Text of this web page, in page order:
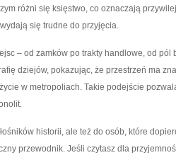
różni się księstwo, co oznaczają
się trudne do przyjęcia.
– od zamków po trakty handlowe, od
dziejów, pokazując, że przestrzeń ma
w metropoliach. Takie podejście
historii, ale też do osób, które
przewodnik. Jeśli czytasz dla